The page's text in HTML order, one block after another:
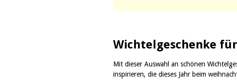
Wichtelgeschenke
Mit dieser Auswahl an schönen
inspirieren, die dieses Jahr beim